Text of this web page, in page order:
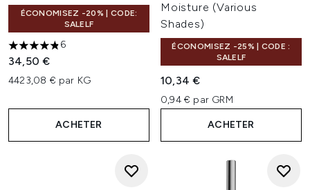
ÉCONOMISEZ -20% | CODE:
SALELF
4.83 étoiles sur un maximum de 5
6
34,50 €
4423,08 € par KG
ACHETER
Moisture (Various
Shades)
ÉCONOMISEZ -25% | CODE :
SALELF
10,34 €
0,94 € par GRM
ACHETER